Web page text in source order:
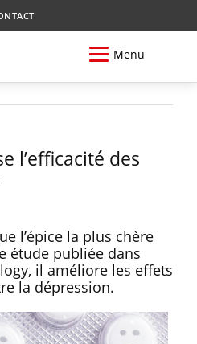
Menu
l’efficacité des
l’épice la plus chère
étude publiée dans
il améliore les effets
la dépression.